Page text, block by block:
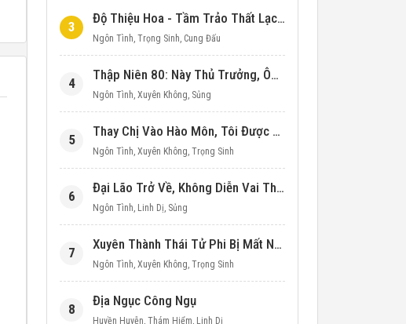
3
Độ Thiệu Hoa - Tầm Trảo Thất Lạc Đích Ái Tình
Ngôn Tình, Trọng Sinh, Cung Đấu
4
Thập Niên 80: Này Thủ Trưởng, Ôm Một Cái Đi!
Ngôn Tình, Xuyên Không, Sủng
5
Thay Chị Vào Hào Môn, Tôi Được Cưng Chiều Hết Mực (Thập Niên 90)
Ngôn Tình, Xuyên Không, Trọng Sinh
6
Đại Lão Trở Về, Không Diễn Vai Thiên Kim Giả Nữa
Ngôn Tình, Linh Dị, Sủng
7
Xuyên Thành Thái Tử Phi Bị Mất Nước
Ngôn Tình, Xuyên Không, Trọng Sinh
8
Địa Ngục Công Ngụ
Huyền Huyễn, Thám Hiểm, Linh Dị